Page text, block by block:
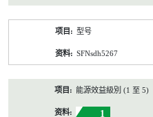
型号
SFNsdh5267
能源效益級別 (1 至 5)
1